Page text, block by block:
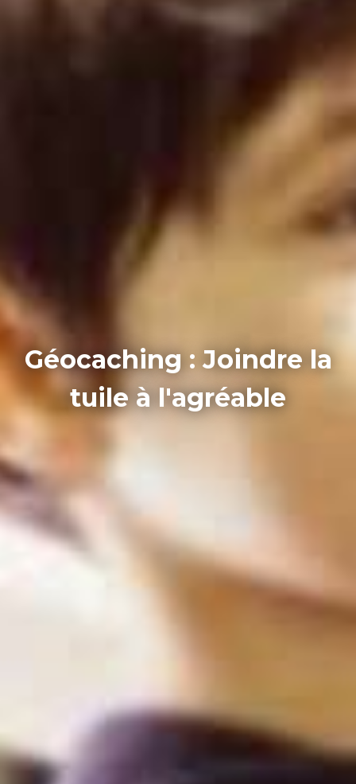
Géocaching : Joindre la
tuile à l'agréable